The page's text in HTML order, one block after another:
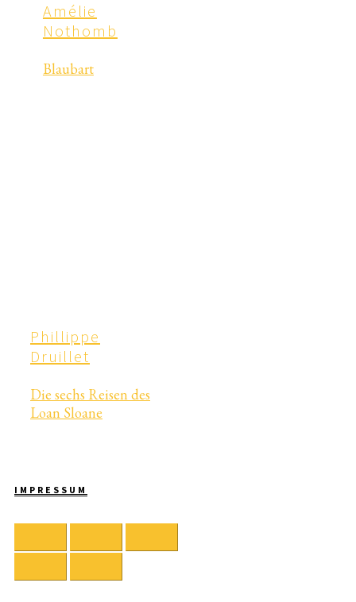
Amélie
Nothomb
Blaubart
Phillippe
Druillet
Die sechs Reisen des
Loan Sloane
IMPRESSUM